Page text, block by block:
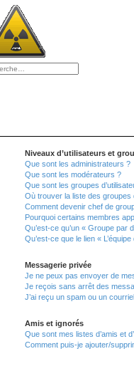
Niveaux d’utilisateurs et
Que sont les administrateurs ?
Que sont les modérateurs ?
Que sont les groupes
Où trouver la liste des groupes
Comment devenir chef de
Pourquoi certains membres
Qu’est-ce qu’un « Groupe par
Qu’est-ce que le lien «
Messagerie privée
Je ne peux pas envoyer de
Je reçois sans arrêt des
J’ai reçu un spam ou un
Amis et ignorés
Que sont mes listes d’amis et
Comment puis-je ajouter/